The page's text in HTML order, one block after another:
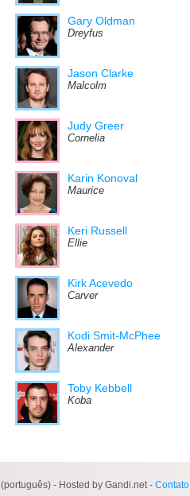
Gary Oldman
Dreyfus
Jason Clarke
Malcolm
Judy Greer
Cornelia
Karin Konoval
Maurice
Keri Russell
Ellie
Kirk Acevedo
Carver
Kodi Smit-McPhee
Alexander
Toby Kebbell
Koba
(português) - Hosted by Gandi.net - Contato